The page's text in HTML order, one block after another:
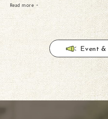
Read more
Event &